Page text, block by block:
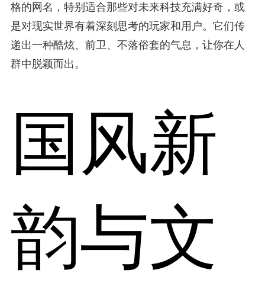
格的网名，特别适合那些对未来科技充满好奇，或
是对现实世界有着深刻思考的玩家和用户。它们传
递出一种酷炫、前卫、不落俗套的气息，让你在人
群中脱颖而出。
国风新
韵与文